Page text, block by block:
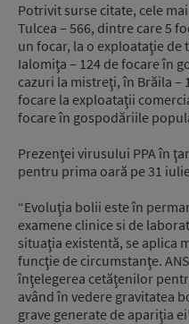
Potrivit surse citate, cele
Tulcea – 566, dintre care 5
un focar, la o exploataţie de
Ialomiţa – 124 de focare în
cazuri la mistreţi, în Brăila –
focare la exploataţii
focare în gospodăriile
Prezenţei virusului PPA în
pentru prima oară pe 31
“Evoluţia bolii este în
examene clinice si de
situaţia existentă, se aplica
funcţie de circumstanţe.
înţelegerea cetăţenilor
având în vedere gravitatea
grave generate de apariţia